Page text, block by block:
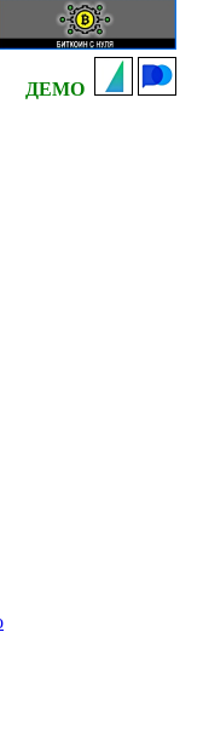
ДЕМО